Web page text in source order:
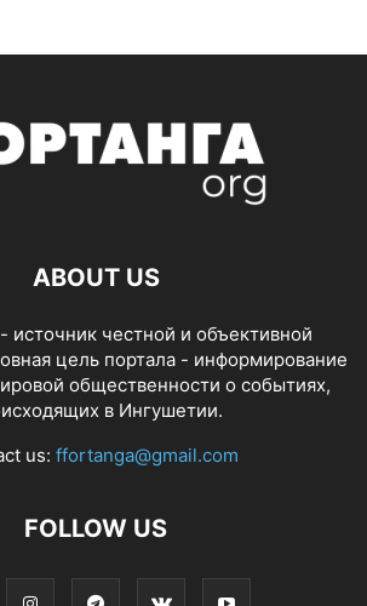
ABOUT US
источник честной и объективной
цель портала - информирование
общественности о событиях,
в Ингушетии.
us: ffortanga@gmail.com
FOLLOW US